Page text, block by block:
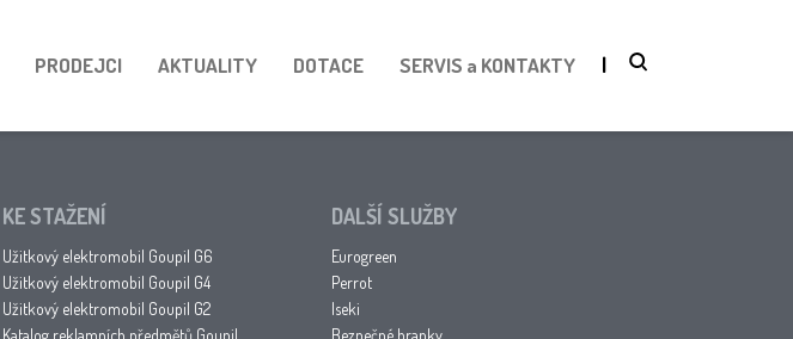
PRODEJCI AKTUALITY DOTACE SERVIS a KONTAKTY
KE STAŽENÍ
Užitkový elektromobil Goupil G6
Užitkový elektromobil Goupil G4
Užitkový elektromobil Goupil G2
Katalog reklamních předmětů Goupil
DALŠÍ SLUŽBY
Eurogreen
Perrot
Iseki
Bezpečné branky